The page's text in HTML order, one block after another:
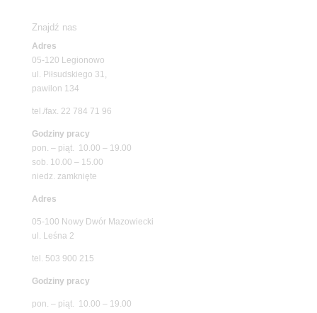
Znajdź nas
Adres
05-120 Legionowo
ul. Piłsudskiego 31,
pawilon 134
tel./fax. 22 784 71 96
Godziny pracy
pon. – piąt. 10.00 – 19.00
sob. 10.00 – 15.00
niedz. zamknięte
Adres
05-100 Nowy Dwór Mazowiecki
ul. Leśna 2
tel. 503 900 215
Godziny pracy
pon. – piąt. 10.00 – 19.00